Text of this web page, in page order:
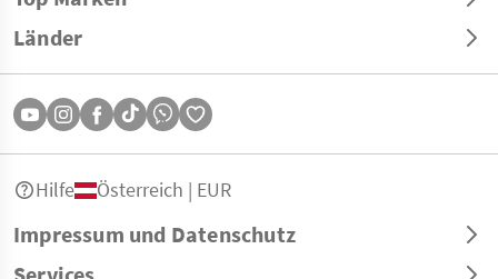
Länder
Impressum und Datenschutz
Hilfe Österreich | EUR